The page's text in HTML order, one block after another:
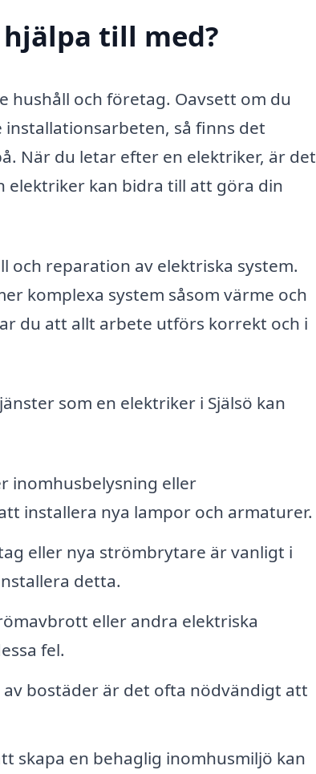
till med?
hushåll och företag. Oavsett om du
så finns det
När du letar efter en elektriker, är det
elektriker kan bidra till att göra din
och reparation av elektriska system.
komplexa system såsom värme och
du att allt arbete utförs korrekt och i
som en elektriker i Själsö kan
inomhusbelysning eller
installera nya lampor och armaturer.
eller nya strömbrytare är vanligt i
detta.
eller andra elektriska
fel.
bostäder är det ofta nödvändigt att
skapa en behaglig inomhusmiljö kan